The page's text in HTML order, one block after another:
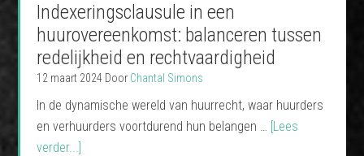
Indexeringsclausule in een
huurovereenkomst: balanceren tussen
redelijkheid en rechtvaardigheid
12 maart 2024 Door Chantal Simons
In de dynamische wereld van huurrecht, waar huurders
en verhuurders voortdurend hun belangen … [Lees
verder...]